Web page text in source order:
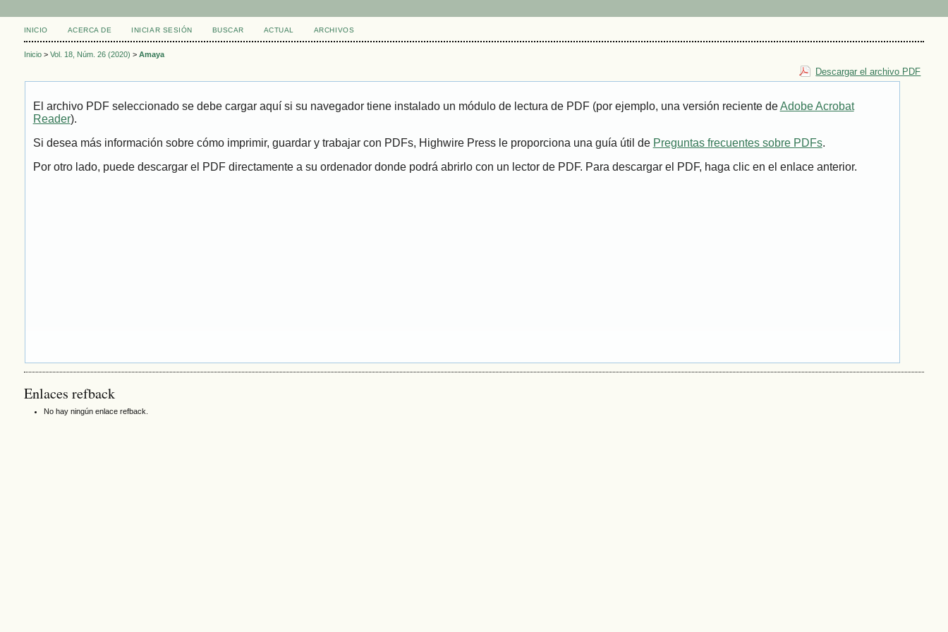
INICIO ACERCA DE INICIAR SESIÓN BUSCAR ACTUAL ARCHIVOS
Inicio> Vol. 18, Núm. 26 (2020) > Amaya
Descargar el archivo PDF
El archivo PDF seleccionado se debe cargar aquí si su navegador tiene instalado un módulo de lectura de PDF (por ejemplo, una versión reciente deAdobe Acrobat
Reader).
Si desea más información sobre cómo imprimir, guardar y trabajar con PDFs, Highwire Press le proporciona una guía útil de Preguntas frecuentes sobre PDFs.
Por otro lado, puede descargar el PDF directamente a su ordenador donde podrá abrirlo con un lector de PDF. Para descargar el PDF, haga clic en el enlace anterior.
Enlaces refback
No hay ningún enlace refback.